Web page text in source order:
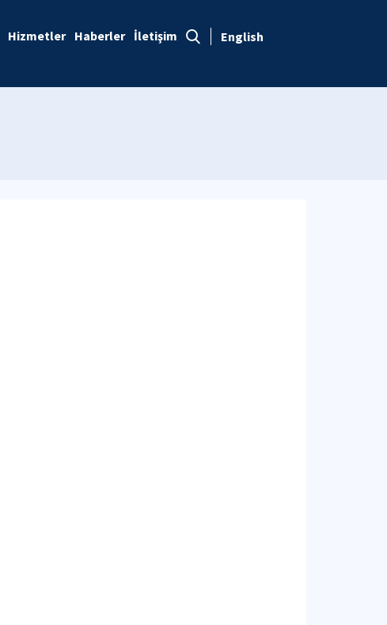
Hizmetler Haberler İletişim English